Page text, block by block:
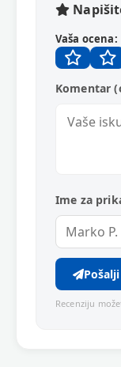
Vaša ocena:
Komentar
Ime za
Recenziju